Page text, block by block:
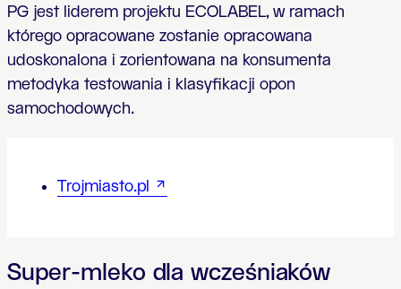
PG jest liderem projektu ECOLABEL, w ramach
którego opracowane zostanie opracowana
udoskonalona i zorientowana na konsumenta
metodyka testowania i klasyfikacji opon
samochodowych.
Trojmiasto.pl
Super-mleko dla wcześniaków